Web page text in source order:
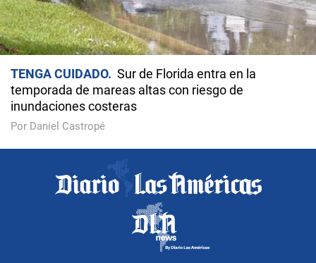
TENGA CUIDADO
Sur de Florida entra en la
temporada de mareas altas con riesgo de
inundaciones costeras
Por Daniel Castropé